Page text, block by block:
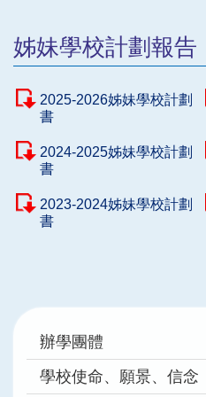
姊妹學校計劃報告
2025-2026姊妹學校計劃
書
2024-2025姊妹學校計劃
書
2023-2024姊妹學校計劃
書
Main
navigation
辦學團體
學校使命、願景、信念